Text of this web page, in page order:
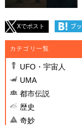
Xでポスト
カテゴリ一覧
UFO・宇宙人
UMA
都市伝説
歴史
奇妙